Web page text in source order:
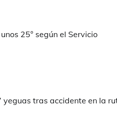
25° según el Servicio
yeguas tras accidente en la